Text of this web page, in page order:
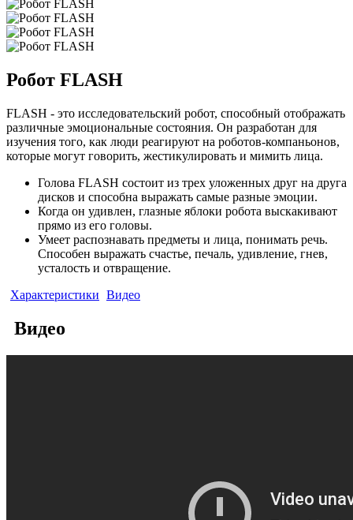
Робот FLASH
FLASH - это исследовательский робот, способный отображать
различные эмоциональные состояния. Он разработан для
изучения того, как люди реагируют на роботов-компаньонов,
которые могут говорить, жестикулировать и мимить лица.
Голова FLASH состоит из трех уложенных друг на друга
дисков и способна выражать самые разные эмоции.
Когда он удивлен, глазные яблоки робота выскакивают
прямо из его головы.
Умеет распознавать предметы и лица, понимать речь.
Способен выражать счастье, печаль, удивление, гнев,
усталость и отвращение.
Характеристики Видео
Видео